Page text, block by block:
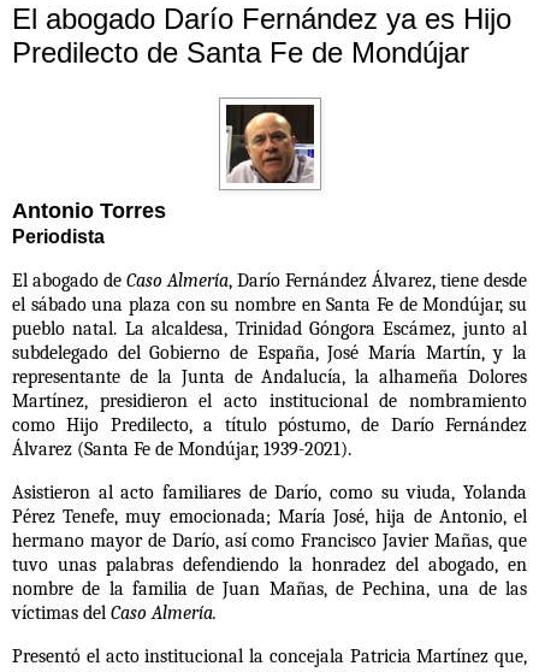
El abogado Darío Fernández ya es Hijo
Predilecto de Santa Fe de Mondújar
Antonio Torres
Periodista
El abogado de Caso Almería, Darío Fernández Álvarez, tiene desde
el sábado una plaza con su nombre en Santa Fe de Mondújar, su
pueblo natal. La alcaldesa, Trinidad Góngora Escámez, junto al
subdelegado del Gobierno de España, José María Martín, y la
representante de la Junta de Andalucía, la alhameña Dolores
Martínez, presidieron el acto institucional de nombramiento
como Hijo Predilecto, a título póstumo, de Darío Fernández
Álvarez (Santa Fe de Mondújar, 1939-2021).
Asistieron al acto familiares de Darío, como su viuda, Yolanda
Pérez Tenefe, muy emocionada; María José, hija de Antonio, el
hermano mayor de Darío, así como Francisco Javier Mañas, que
tuvo unas palabras defendiendo la honradez del abogado, en
nombre de la familia de Juan Mañas, de Pechina, una de las
víctimas del Caso Almería.
Presentó el acto institucional la concejala Patricia Martínez que,